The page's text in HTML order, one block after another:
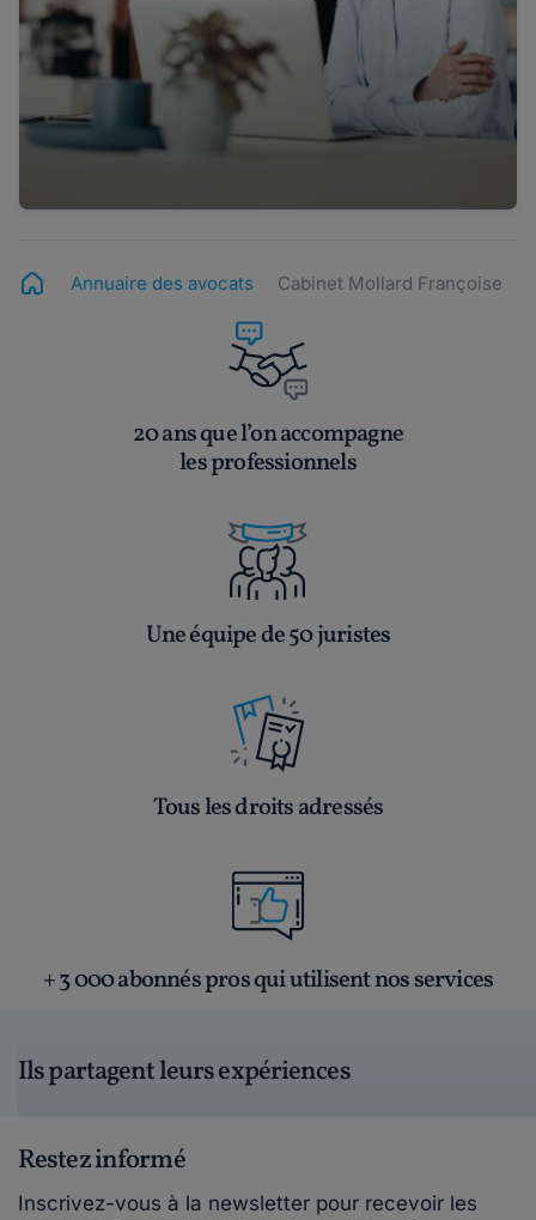
Annuaire des avocats Cabinet Mollard Françoise
20 ans que l’on accompagne
les professionnels
Une équipe de 50 juristes
Tous les droits adressés
+ 3 000 abonnés pros qui utilisent nos services
Ils partagent leurs expériences
Restez informé
Inscrivez-vous à la newsletter pour recevoir les